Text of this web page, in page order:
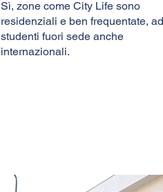
Sì, zone come City Life sono
residenziali e ben frequentate,
studenti fuori sede anche
internazionali.